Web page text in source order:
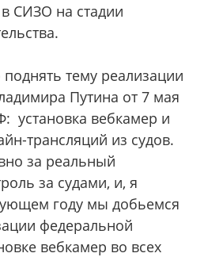
СИЗО на стадии
тему реализации
Путина от 7 мая
установка вебкамер и
трансляций из судов.
за реальный
за судами, и, я
году мы добьемся
федеральной
вебкамер во всех